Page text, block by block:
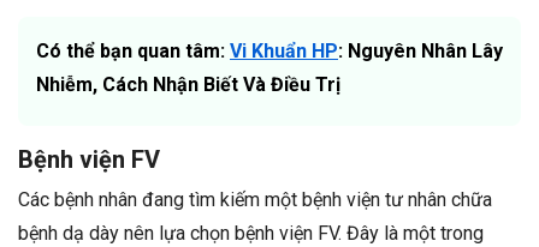
Có thể bạn quan tâm: Vi Khuẩn HP: Nguyên Nhân Lây
Nhiễm, Cách Nhận Biết Và Điều Trị
Bệnh viện FV
Các bệnh nhân đang tìm kiếm một bệnh viện tư nhân chữa
bệnh dạ dày nên lựa chọn bệnh viện FV. Đây là một trong